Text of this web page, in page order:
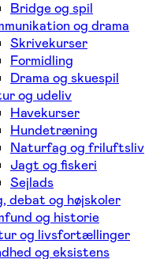
Bridge og spil
og drama
Skrivekurser
Formidling
Drama og skuespil
og udeliv
Havekurser
Hundetræning
Naturfag og friluftsliv
Jagt og fiskeri
Sejlads
debat og højskoler
og historie
og livsfortællinger
og eksistens